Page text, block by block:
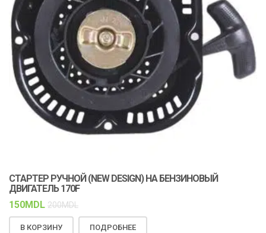
СТАРТЕР РУЧНОЙ (NEW DESIGN) НА БЕНЗИНОВЫЙ
ДВИГАТЕЛЬ 170F
150MDL 200MDL
В КОРЗИНУ ПОДРОБНЕЕ